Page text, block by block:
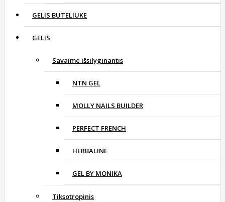
GELIS BUTELIUKE
GELIS
Savaime išsilyginantis
NTN GEL
MOLLY NAILS BUILDER
PERFECT FRENCH
HERBALINE
GEL BY MONIKA
Tiksotropinis